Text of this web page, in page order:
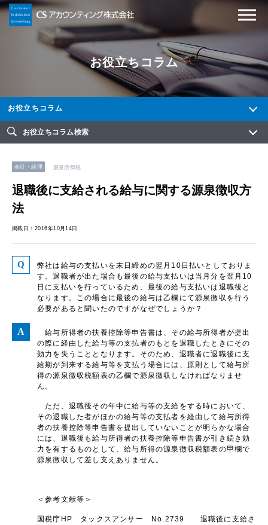
お役立ちコラム
お役立ちコラム
お役立ちコラム検索
会計・経理 源泉所得税
退職後に支給される給与に関する源泉徴収方
法
掲載日：2016年10月14日
弊社は給与の支払いを末日締めの翌月10日払いとしておりま
す。退職者が出た場合も最後の給与支払いは当月分を翌月10
日に支払いを行っているため、最後の給与支払いは退職後と
なります。この場合に最後の給与は乙欄にて源泉徴収を行う
必要があると聞いたのですがなぜでしょうか？
給与所得者の扶養控除等申告書は、その給与所得者が提出
の際に経由した給与等の支払者のもとを退職したときにその
効力を失うこととなります。そのため、退職者に退職後に支
給期が到来する給与等を支払う場合には、原則として給与所
得の源泉徴収税額表の乙欄で源泉徴収しなければなりませ
ん。
ただ、退職後その年中に給与等の支給をする時において、
その退職した者がほかの給与等の支払者を経由して給与所得
者の扶養控除等申告書を提出していないことが明らかな場合
には、退職後も給与所得者の扶養控除等申告書が引き続き効
力を有するものとして、給与所得の源泉徴収税額表の甲欄で
源泉徴収して差し支えありません。
＜参考文献等＞
国税庁HP タックスアンサー No.2739 退職後に支給さ